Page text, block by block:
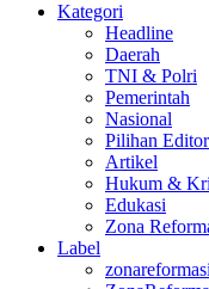
Kategori
Headline
Daerah
TNI & Polri
Pemerintah
Nasional
Pilihan Editor
Artikel
Hukum &
Edukasi
Zona
Label